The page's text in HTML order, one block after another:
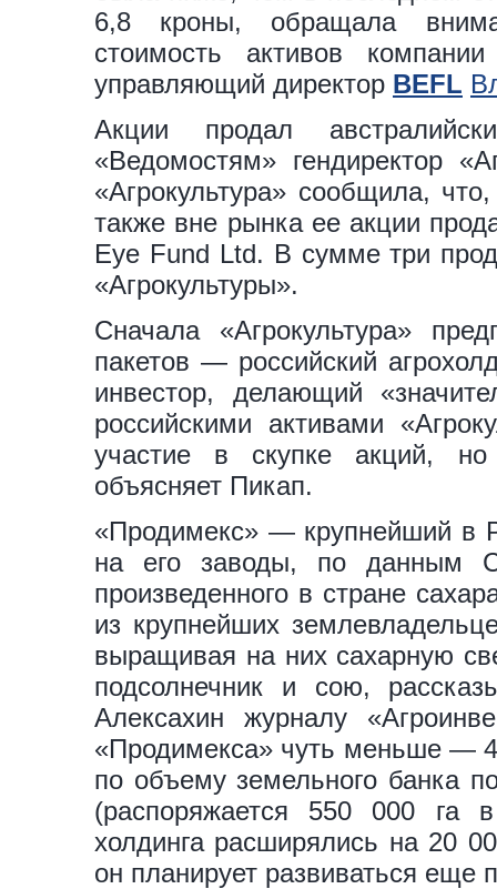
6,8 кроны, обращала
стоимость активов
управляющий директор BEFL
Акции продал
«Ведомостям» гендиректор
«Агрокультура» сообщила,
также вне рынка ее акции
Eye Fund Ltd. В сумме три
«Агрокультуры».
Сначала «Агрокультура»
пакетов — российский
инвестор, делающий
российскими активами
участие в скупке акций,
объясняет Пикап.
«Продимекс» — крупнейший в
на его заводы, по данным
произведенного в стране
из крупнейших
выращивая на них сахарную
подсолнечник и сою,
Алексахин журналу
«Продимекса» чуть меньше —
по объему земельного банка
(распоряжается 550 000 га
холдинга расширялись на 20
он планирует развиваться еще